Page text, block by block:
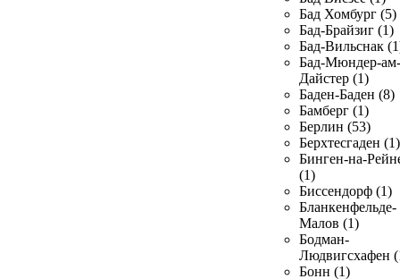
Бад Хомбург (5)
Бад-Брайзиг (1)
Бад-Вильснак
Бад-Мюндер-ам-
Дайстер (1)
Баден-Баден (8)
Бамберг (1)
Берлин (53)
Берхтесгаден (1)
Бинген-на-
(1)
Биссендорф (1)
Бланкенфельде-
Малов (1)
Бодман-
Людвигсхафен
Бонн (1)